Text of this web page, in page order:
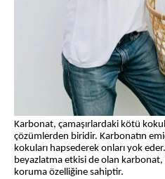
Karbonat, çamaşırlardaki kötü
çözümlerden biridir. Karbonatın
kokuları hapsederek onları yok
beyazlatma etkisi de olan
koruma özelliğine sahiptir.